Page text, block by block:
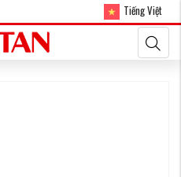
Tiếng Việt